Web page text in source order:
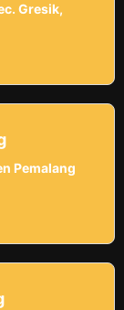
Gresik,
Pemalang